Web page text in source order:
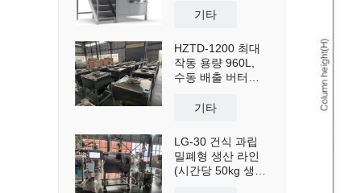
기타
HZTD-1200 최대
작동 용량 960L,
수동 배출 버터플
기타
LG-30 건식 과립
밀폐형 생산 라인
(시간당 50kg 생산